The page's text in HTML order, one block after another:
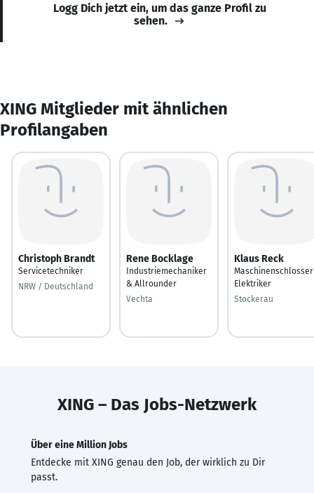
Logg Dich jetzt ein, um das ganze Profil zu
sehen.
XING Mitglieder mit ähnlichen
Profilangaben
Christoph Brandt
Servicetechniker
NRW / Deutschland
Rene Bocklage
Industriemechaniker
& Allrounder
Vechta
Klaus Reck
Elektriker
Stockerau
XING – Das Jobs-Netzwerk
Über eine Million Jobs
Entdecke mit XING genau den Job, der wirklich zu Dir
passt.